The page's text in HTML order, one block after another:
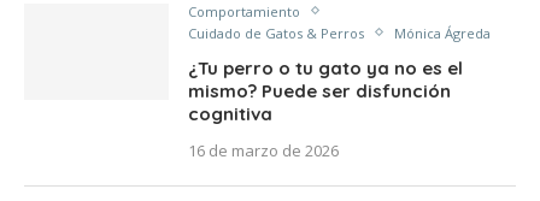
Comportamiento
Cuidado de Gatos & Perros
Mónica Ágreda
¿Tu perro o tu gato ya no es el
mismo? Puede ser disfunción
cognitiva
16 de marzo de 2026